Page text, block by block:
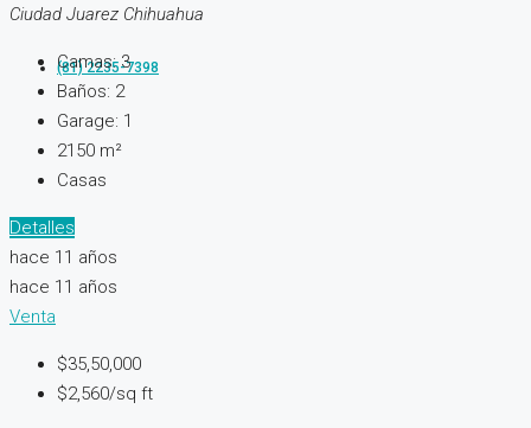
(81) 2235-7398
Ciudad Juarez Chihuahua
Camas: 3
Baños: 2
Garage: 1
2150 m²
Casas
Detalles
hace 11 años
hace 11 años
Venta
$35,50,000
$2,560/sq ft